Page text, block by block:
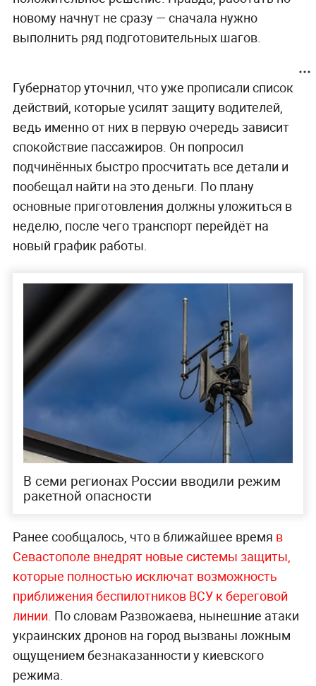
новому начнут не сразу — сначала нужно
выполнить ряд подготовительных шагов.
Губернатор уточнил, что уже прописали список
действий, которые усилят защиту водителей,
ведь именно от них в первую очередь зависит
спокойствие пассажиров. Он попросил
подчинённых быстро просчитать все детали и
пообещал найти на это деньги. По плану
основные приготовления должны уложиться в
неделю, после чего транспорт перейдёт на
новый график работы.
В семи регионах России вводили режим
ракетной опасности
Ранее сообщалось, что в ближайшее время в
Севастополе внедрят новые системы защиты,
которые полностью исключат возможность
приближения беспилотников ВСУ к береговой
линии. По словам Развожаева, нынешние атаки
украинских дронов на город вызваны ложным
ощущением безнаказанности у киевского
режима.